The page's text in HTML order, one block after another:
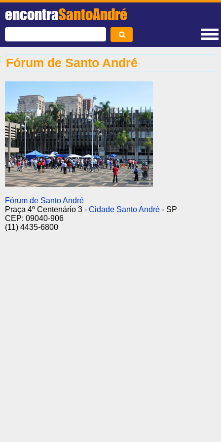
encontraSantoAndré
Fórum de Santo André
Fórum de Santo André
Praça 4º Centenário 3 - Cidade Santo André - SP
CEP: 09040-906
(11) 4435-6800